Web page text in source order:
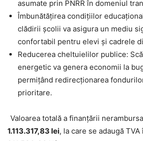
asumate prin PNRR în domeniul
Îmbunătățirea condițiilor
clădirii școlii va asigura un mediu
confortabil pentru elevi și cadrele
Reducerea cheltuielilor publice:
energetic va genera economii la
permițând redirecționarea
prioritare.
Valoarea totală a finanțării
1.113.317,83 lei, la care se adaugă